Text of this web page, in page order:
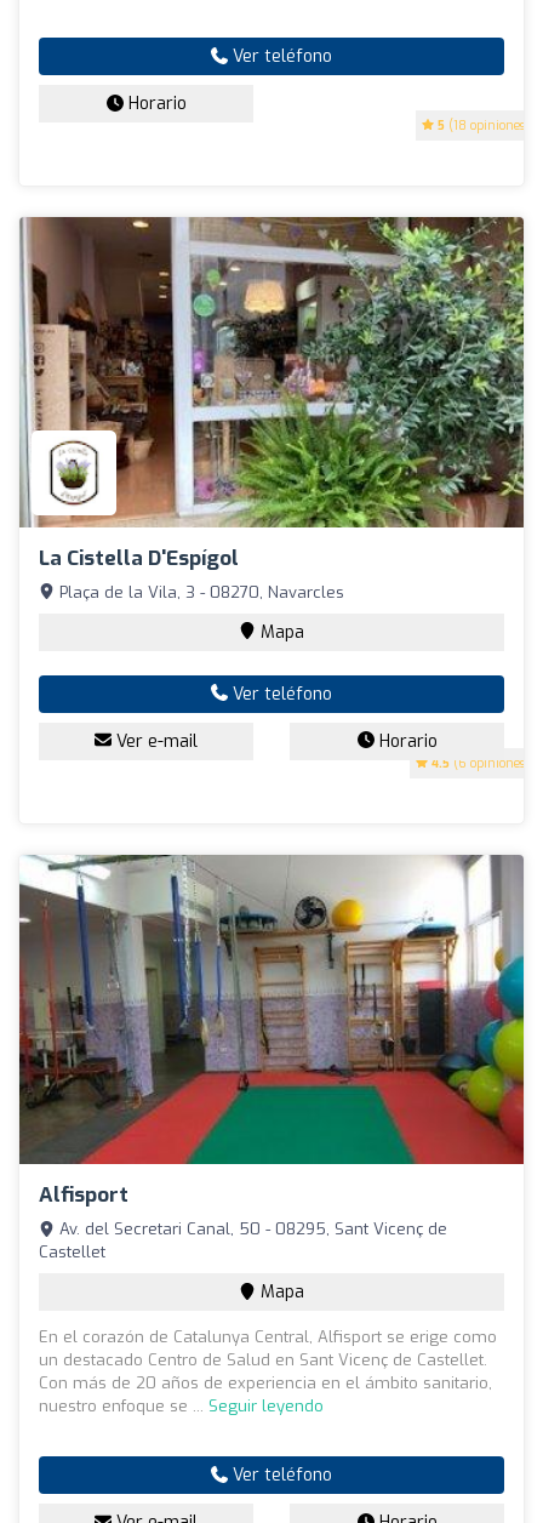
5 (18 opiniones)
Ver teléfono
Horario
La Cistella D'Espígol
4.5 (6 opiniones)
Plaça de la Vila, 3 - 08270, Navarcles
Mapa
Ver teléfono
Ver e-mail Horario
Alfisport
Av. del Secretari Canal, 50 - 08295, Sant Vicenç de
Castellet
Mapa
En el corazón de Catalunya Central, Alfisport se erige como
un destacado Centro de Salud en Sant Vicenç de Castellet.
Con más de 20 años de experiencia en el ámbito sanitario,
nuestro enfoque se ... Seguir leyendo
Ver teléfono